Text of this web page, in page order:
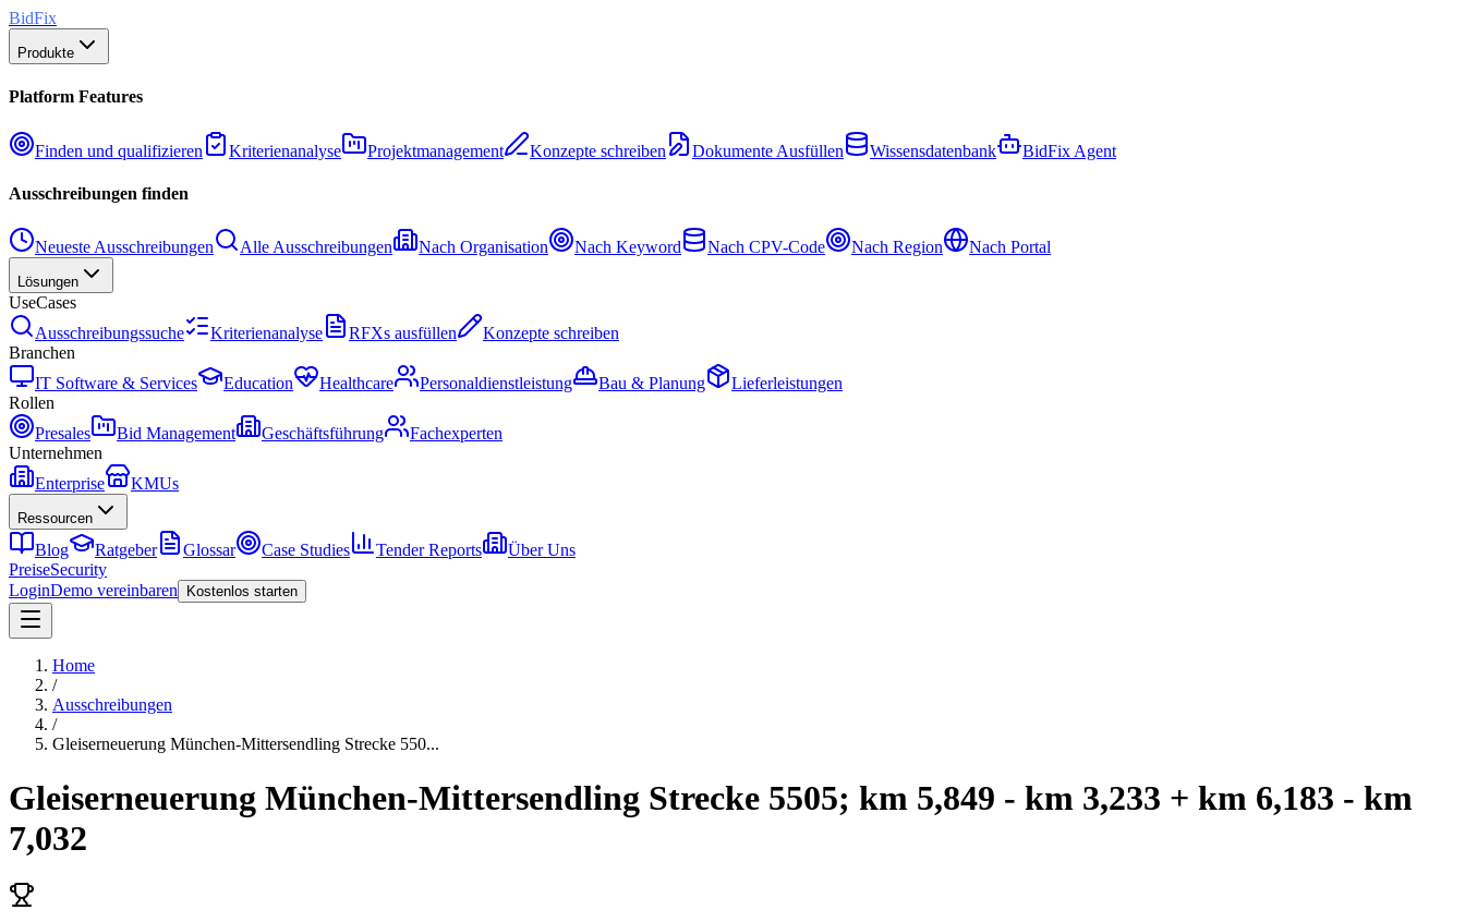
BidFix
Produkte
Platform Features
Finden und qualifizieren Kriterienanalyse Projektmanagement Konzepte schreiben Dokumente Ausfüllen Wissensdatenbank BidFix Agent
Ausschreibungen finden
Neueste Ausschreibungen Alle Ausschreibungen Nach Organisation Nach Keyword Nach CPV-Code Nach Region Nach Portal
Lösungen
UseCases
Ausschreibungssuche
Kriterienanalyse RFXs ausfüllen
Konzepte schreiben
Branchen
IT Software & Services
Education Healthcare Personaldienstleistung Bau & Planung
Lieferleistungen
Rollen
Presales
Bid Management Geschäftsführung
Fachexperten
Unternehmen
Enterprise
KMUs
Ressourcen
Blog Ratgeber Glossar Case Studies Tender Reports
Über Uns
PreiseSecurity
LoginDemo vereinbaren Kostenlos starten
Home
/
Ausschreibungen
/
Gleiserneuerung München-Mittersendling Strecke 550...
Gleiserneuerung München-Mittersendling Strecke 5505; km 5,849 - km 3,233 + km 6,183 - km
7,032